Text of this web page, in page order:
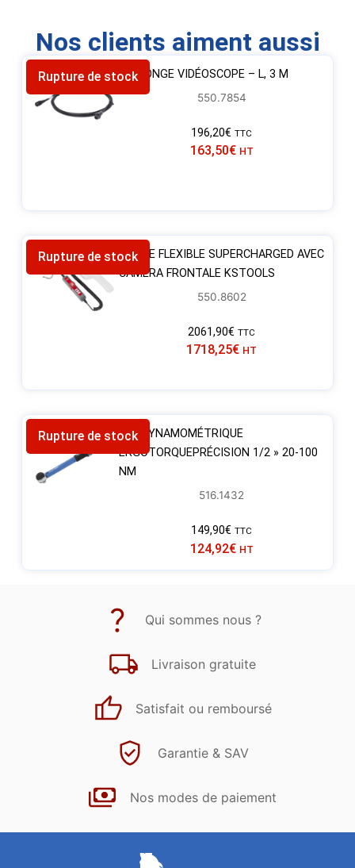
Nos clients aiment aussi
Rupture de stockRALLONGE VIDÉOSCOPE – L, 3 M
550.7854
196,20€ TTC
163,50€ HT
Rupture de stockSONDE FLEXIBLE SUPERCHARGED AVEC
CAMERA FRONTALE KSTOOLS
550.8602
2061,90€ TTC
1718,25€ HT
Rupture de stockCLÉ DYNAMOMÉTRIQUE
ERGOTORQUEPRÉCISION 1/2 » 20-100
NM
516.1432
149,90€ TTC
124,92€ HT
Qui sommes nous ?
Livraison gratuite
Satisfait ou remboursé
Garantie & SAV
Nos modes de paiement